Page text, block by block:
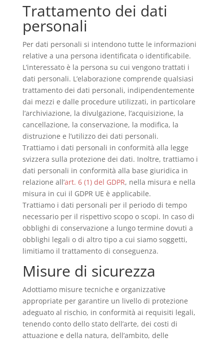
Trattamento dei dati
personali
Per dati personali si intendono tutte le informazioni
relative a una persona identificata o identificabile.
L’interessato è la persona su cui vengono trattati i
dati personali. L’elaborazione comprende qualsiasi
trattamento dei dati personali, indipendentemente
dai mezzi e dalle procedure utilizzati, in particolare
l’archiviazione, la divulgazione, l’acquisizione, la
cancellazione, la conservazione, la modifica, la
distruzione e l’utilizzo dei dati personali.
Trattiamo i dati personali in conformità alla legge
svizzera sulla protezione dei dati. Inoltre, trattiamo i
dati personali in conformità alla base giuridica in
relazione all’art. 6 (1) del GDPR, nella misura e nella
misura in cui il GDPR UE è applicabile.
Trattiamo i dati personali per il periodo di tempo
necessario per il rispettivo scopo o scopi. In caso di
obblighi di conservazione a lungo termine dovuti a
obblighi legali o di altro tipo a cui siamo soggetti,
limitiamo il trattamento di conseguenza.
Misure di sicurezza
Adottiamo misure tecniche e organizzative
appropriate per garantire un livello di protezione
adeguato al rischio, in conformità ai requisiti legali,
tenendo conto dello stato dell’arte, dei costi di
attuazione e della natura, dell’ambito, delle